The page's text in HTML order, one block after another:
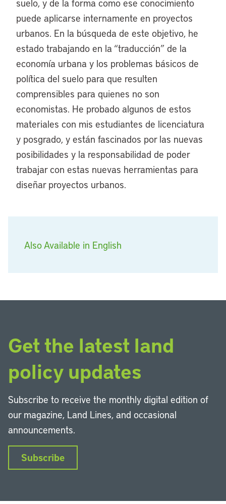
Also Available in English
suelo, y de la forma como ese conocimiento
puede aplicarse internamente en proyectos
urbanos. En la búsqueda de este objetivo, he
estado trabajando en la “traducción” de la
economía urbana y los problemas básicos de
política del suelo para que resulten
comprensibles para quienes no son
economistas. He probado algunos de estos
materiales con mis estudiantes de licenciatura
y posgrado, y están fascinados por las nuevas
posibilidades y la responsabilidad de poder
trabajar con estas nuevas herramientas para
diseñar proyectos urbanos.
Get the latest land
policy updates
Subscribe to receive the monthly digital edition of
our magazine, Land Lines, and occasional
announcements.
Subscribe